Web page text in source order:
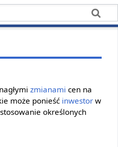
zmianami cen na
może ponieść inwestor w
określonych